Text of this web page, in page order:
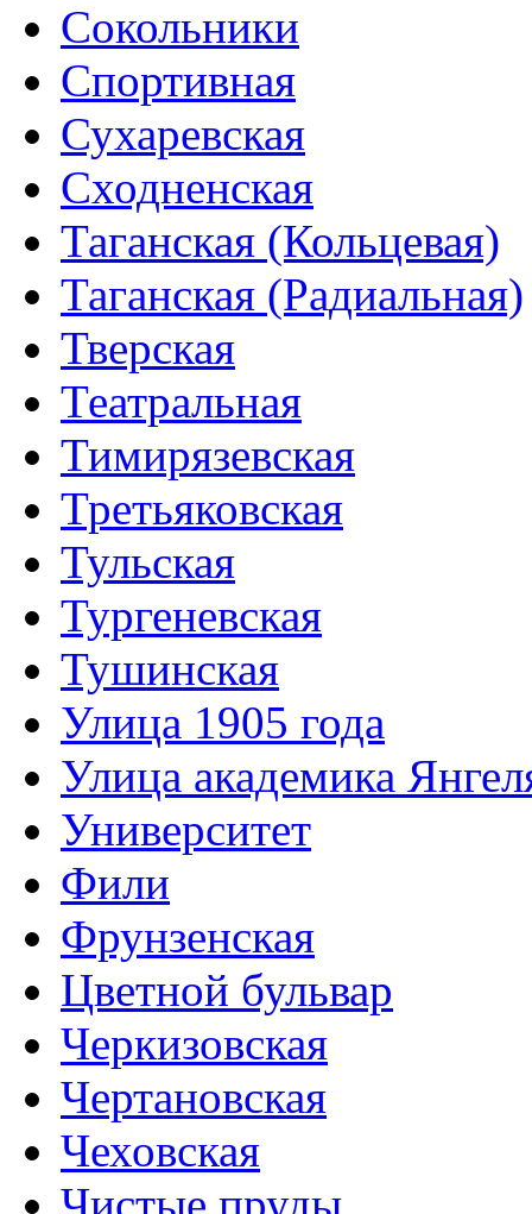
Сокольники
Спортивная
Сухаревская
Сходненская
Таганская (Кольцевая)
Таганская (Радиальная)
Тверская
Театральная
Тимирязевская
Третьяковская
Тульская
Тургеневская
Тушинская
Улица 1905 года
Улица академика
Университет
Фили
Фрунзенская
Цветной бульвар
Черкизовская
Чертановская
Чеховская